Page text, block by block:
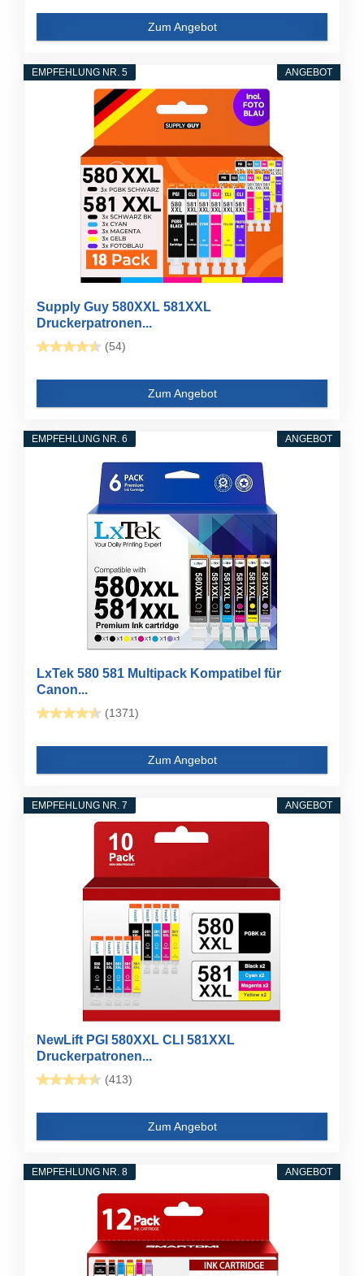
Zum Angebot
ANGEBOT
EMPFEHLUNG NR. 5
Supply Guy 580XXL 581XXL
Druckerpatronen...
(54)
Zum Angebot
ANGEBOT
EMPFEHLUNG NR. 6
LxTek 580 581 Multipack Kompatibel für
Canon...
(1371)
Zum Angebot
ANGEBOT
EMPFEHLUNG NR. 7
NewLift PGI 580XXL CLI 581XXL
Druckerpatronen...
(413)
Zum Angebot
ANGEBOT
EMPFEHLUNG NR. 8